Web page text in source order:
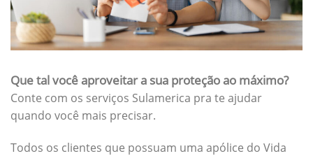
Que tal você aproveitar a sua proteção ao máximo?
Conte com os serviços Sulamerica pra te ajudar
quando você mais precisar.
Todos os clientes que possuam uma apólice do Vida